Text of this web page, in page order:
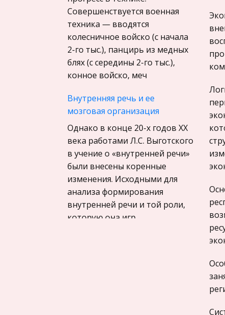
География, Экономическая
география
Физика
Искусство, Культура,
Литература
Материаловедение
Программирование, Базы
данных
Бухгалтерский учет
История
Уголовное право
Экскурсии и туризм
Совершенствуется военная
техника — вводятся
колесничное войско (с начала
2-го тыс.), панцирь из медных
блях (с середины 2-го тыс.),
конное войско, меч
Внутренняя речь и ее
мозговая организация
Однако в конце 20-х годов XX
века работами Л.С. Выготского
в учение о «внутренней речи»
были внесены коренные
изменения. Исходными для
анализа формирования
внутренней речи и той роли,
которую она игр